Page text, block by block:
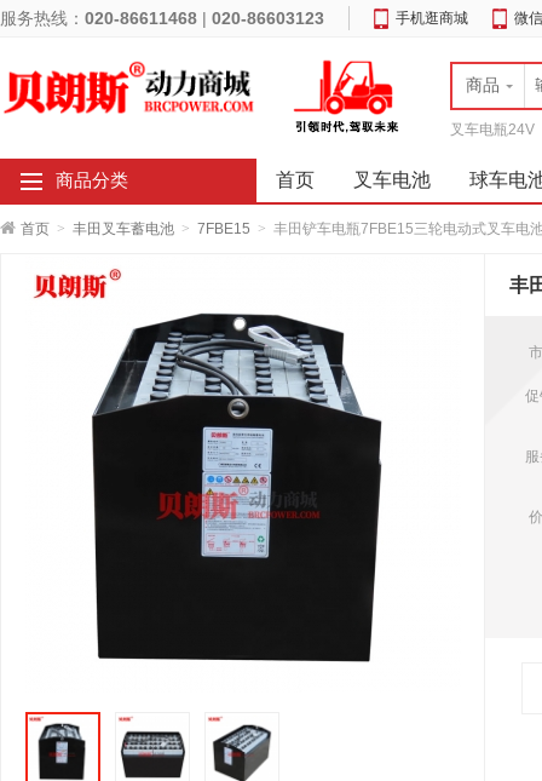
服务热线： 020-86611468 | 020-86603123 手机逛商城 微
商品
叉车电瓶24V
商品分类 首页 叉车电池 球车电
首页 > 丰田叉车蓄电池 > 7FBE15 > 丰田铲车电瓶7FBE15三轮电动式叉车电
丰